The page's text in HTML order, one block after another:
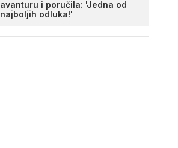
avanturu i poručila: 'Jedna od
najboljih odluka!'